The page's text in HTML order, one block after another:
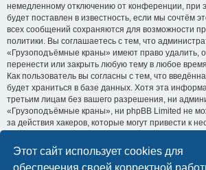
Этот сайт использует cookies для
обеспечения своей корректной
немедленному отключению от конференции, при
будет поставлен в известность, если мы сочтём
всех сообщений сохраняются для возможности
политики. Вы соглашаетесь с тем, что
«Грузоподъёмные краны» имеют право удалить,
перенести или закрыть любую тему в любое
Как пользователь вы согласны с тем, что
будет храниться в базе данных. Хотя эта
третьим лицам без вашего разрешения, ни
«Грузоподъёмные краны», ни phpBB Limited не
за действия хакеров, которые могут привести к